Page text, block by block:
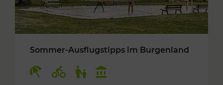
Sommer-Ausflugstipps im Burgenland